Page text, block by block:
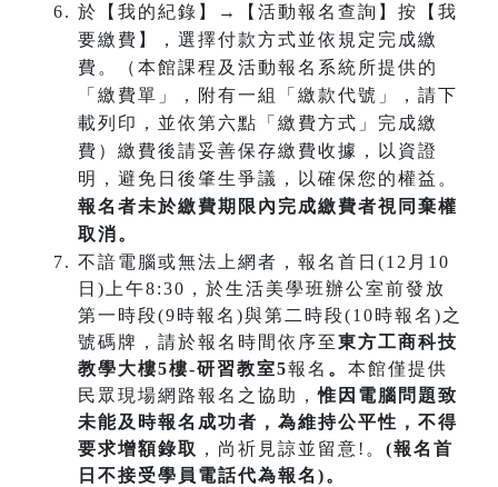
於【我的紀錄】→【活動報名查詢】按【我
要繳費】，選擇付款方式並依規定完成繳
費。（本館課程及活動報名系統所提供的
「繳費單」，附有一組「繳款代號」，請下
載列印，並依第六點「繳費方式」完成繳
費）繳費後請妥善保存繳費收據，以資證
明，避免日後肇生爭議，以確保您的權益。
報名者未於繳費期限內完成繳費者視同棄權
取消。
不諳電腦或無法上網者，報名首日(12月10
日)上午8:30，於生活美學班辦公室前發放
第一時段(9時報名)與第二時段(10時報名)之
號碼牌，請於報名時間依序至東方工商科技
教學大樓5樓-研習教室5報名 。 本館僅提供
民眾現場網路報名之協助，惟因電腦問題致
未能及時報名成功者，為維持公平性，不得
要求增額錄取 ，尚祈見諒並留意!。 (報名首
日不接受學員電話代為報名)。